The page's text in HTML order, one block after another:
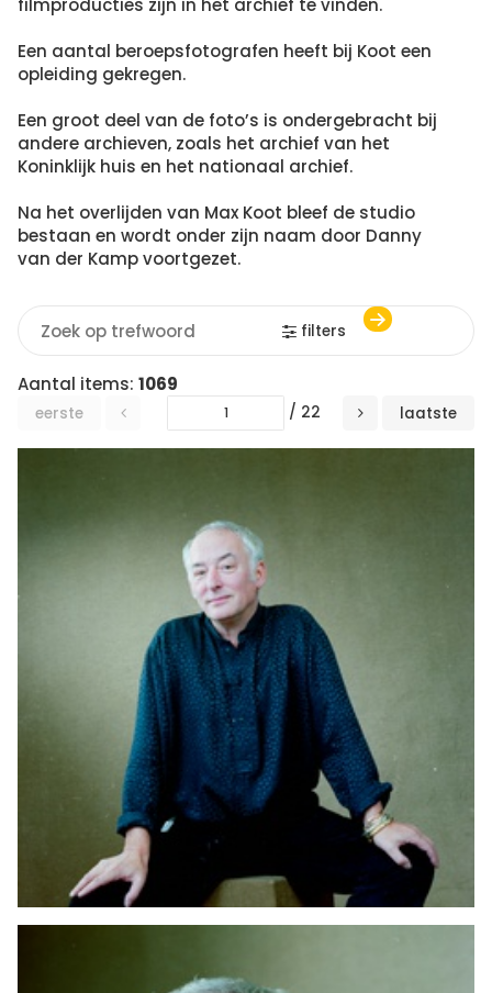
filmproducties zijn in het archief te vinden.
Een aantal beroepsfotografen heeft bij Koot een
opleiding gekregen.
Een groot deel van de foto’s is ondergebracht bij
andere archieven, zoals het archief van het
Koninklijk huis en het nationaal archief.
Na het overlijden van Max Koot bleef de studio
bestaan en wordt onder zijn naam door Danny
van der Kamp voortgezet.
filters
Aantal items: 1069
eerste / 22 laatste